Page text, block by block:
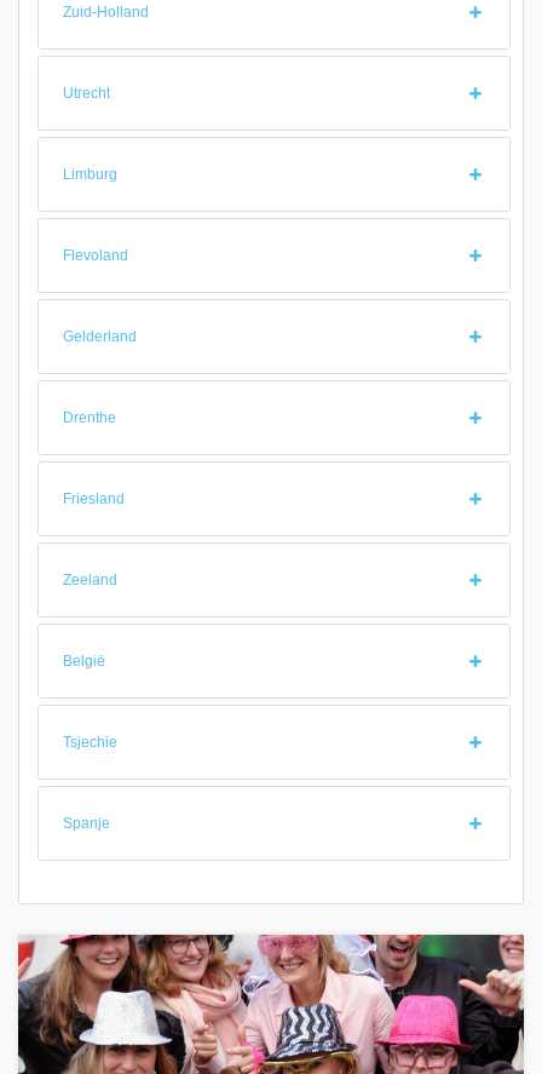
Zuid-Holland
Utrecht
Limburg
Flevoland
Gelderland
Drenthe
Friesland
Zeeland
België
Tsjechie
Spanje